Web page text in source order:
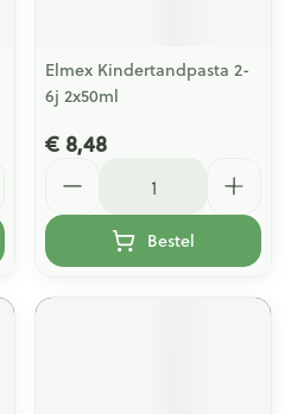
Elmex Kindertandpasta 2-
6j 2x50ml
€ 8,48
Bestel